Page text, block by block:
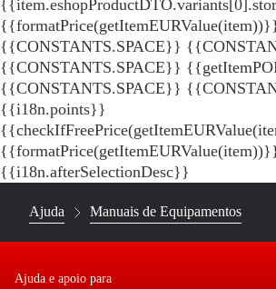
{{CONSTANTS.SPACE}}
{{CONSTANTS.SPACE}}
{{CONSTANTS.SPACE}}
{{i18n.points}}
{{i18n.afterSelectionDesc}}
Ajuda Manuais de Equipamentos
Ajuda e apoio para